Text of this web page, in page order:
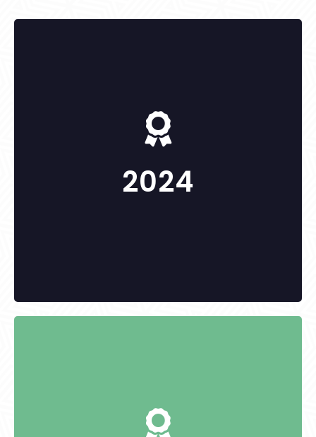
2024
dr. Szijártó József